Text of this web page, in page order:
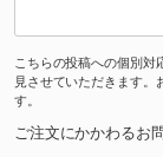
こちらの投稿への個別対
見させていただきます。
す。
ご注文にかかわるお